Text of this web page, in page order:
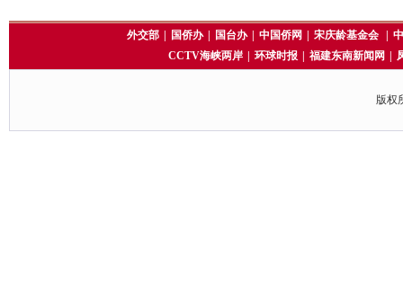
外交部 国侨办 国台办 中国侨网 宋庆龄基金会
CCTV海峡两岸
环球时报 福建东南新闻网
版权